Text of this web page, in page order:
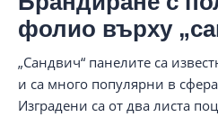
фолио върху
„Сандвич“ панелите са
и са много популярни в
Изградени са от два листа